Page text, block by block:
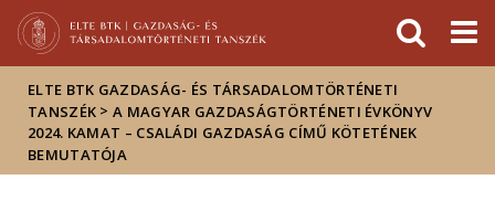
Hírek
Események
ELTE a
sajtóban
ELTE BTK GAZDASÁG- ÉS TÁRSADALOMTÖRTÉNETI
TANSZÉK > A MAGYAR GAZDASÁGTÖRTÉNETI ÉVKÖNYV
2024. KAMAT – CSALÁDI GAZDASÁG CÍMŰ KÖTETÉNEK
BEMUTATÓJA